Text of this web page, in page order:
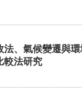
、氣候變遷與
較法研究